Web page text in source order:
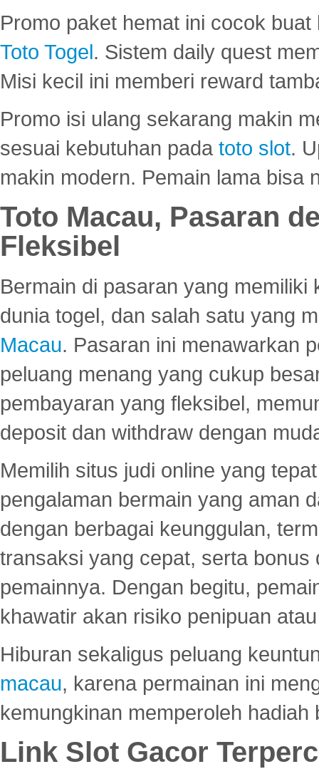
Promo paket hemat ini cocok
Toto Togel. Sistem daily quest
Misi kecil ini memberi reward
Promo isi ulang sekarang makin
sesuai kebutuhan pada toto slot.
makin modern. Pemain lama bisa
Toto Macau, Pasaran
Fleksibel
Bermain di pasaran yang
dunia togel, dan salah satu yang
Macau. Pasaran ini menawarkan
peluang menang yang cukup
pembayaran yang fleksibel,
deposit dan withdraw dengan
Memilih situs judi online yang
pengalaman bermain yang aman
dengan berbagai keunggulan,
transaksi yang cepat, serta
pemainnya. Dengan begitu,
khawatir akan risiko penipuan
Hiburan sekaligus peluang
macau, karena permainan ini
kemungkinan memperoleh hadiah
Link Slot Gacor